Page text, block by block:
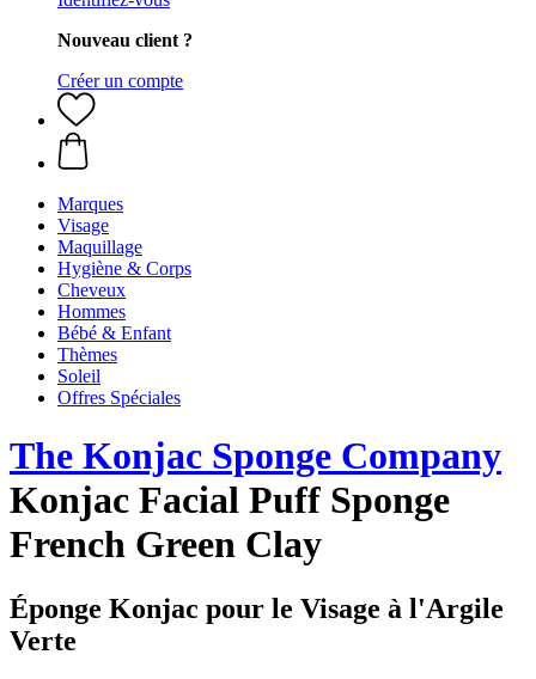
Nouveau client ?
Créer un compte
Marques
Visage
Maquillage
Hygiène & Corps
Cheveux
Hommes
Bébé & Enfant
Thèmes
Soleil
Offres Spéciales
The Konjac Sponge Company
Konjac Facial Puff Sponge
French Green Clay
Éponge Konjac pour le Visage à l'Argile
Verte